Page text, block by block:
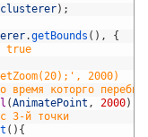
clusterer) ;
.getBounds ( ) ,
{
true
время которго
(AnimatePoint , 2000)
3-й точки
( ) {